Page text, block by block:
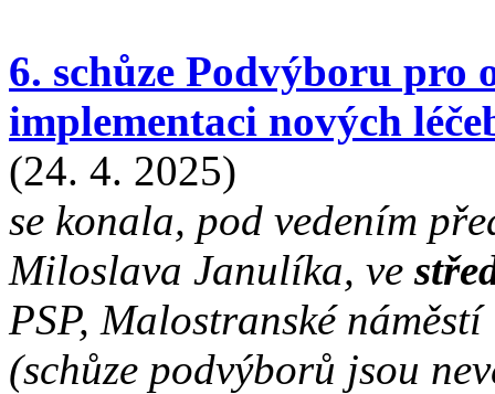
6. schůze Podvýboru pro
implementaci nových
(24. 4. 2025)
se konala, pod vedením
Miloslava Janulíka, ve
PSP, Malostranské
(schůze podvýborů jsou